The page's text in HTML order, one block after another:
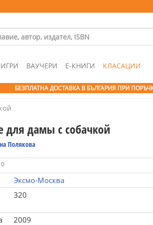
ИГРИ ВАУЧЕРИ Е-КНИГИ КЛАСАЦИИ
БЕЗПЛАТНА ДОСТАВКА В БЪЛГАРИЯ ПРИ
для дамы с собачкой
Полякова
Эксмо-Москва
320
2009